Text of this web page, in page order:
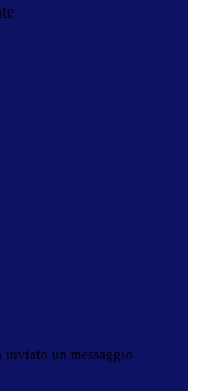
inviato un messaggio